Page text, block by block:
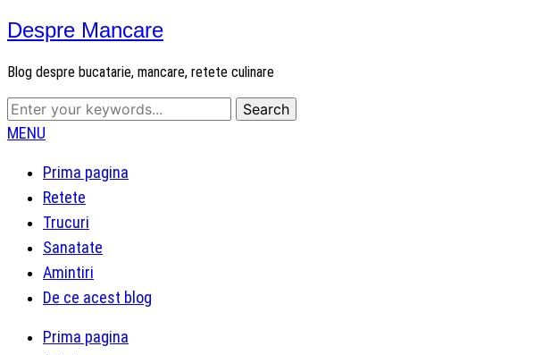
Despre Mancare
Blog despre bucatarie, mancare, retete culinare
MENU
Prima pagina
Retete
Trucuri
Sanatate
Amintiri
De ce acest blog
Prima pagina